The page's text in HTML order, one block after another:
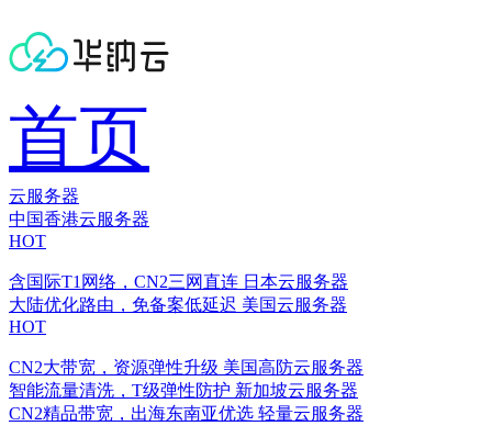
首页
云服务器
中国香港云服务器
HOT
含国际T1网络，CN2三网直连 日本云服务器
大陆优化路由，免备案低延迟 美国云服务器
HOT
CN2大带宽，资源弹性升级 美国高防云服务器
智能流量清洗，T级弹性防护 新加坡云服务器
CN2精品带宽，出海东南亚优选 轻量云服务器